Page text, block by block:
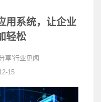
用系统，让企业
轻松
享’行业见闻
15